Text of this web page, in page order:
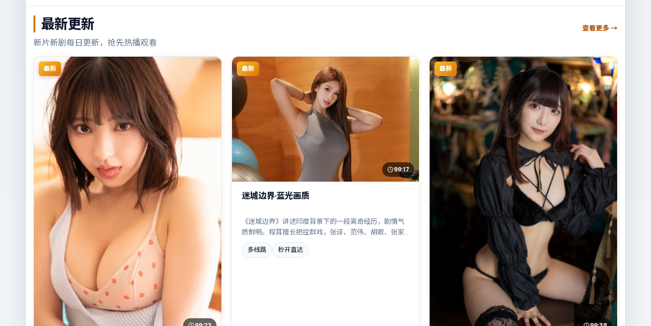
最新更新
新片新剧每日更新，抢先热播观看
查看更多 →
最新 最新
99:17
迷城边界·蓝光画质
《迷城边界》讲述印度背景下的一段离奇经历，剧情气
质鲜明。程耳擅长把控群戏，张译、范伟、胡歌、张家
辉共同撑起复杂人物关系，一场看似偶然的事故牵出陈
年秘辛。
多线路 秒开直达
最新